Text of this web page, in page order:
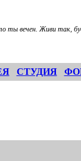
ты вечен. Живи так,
СТУДИЯ